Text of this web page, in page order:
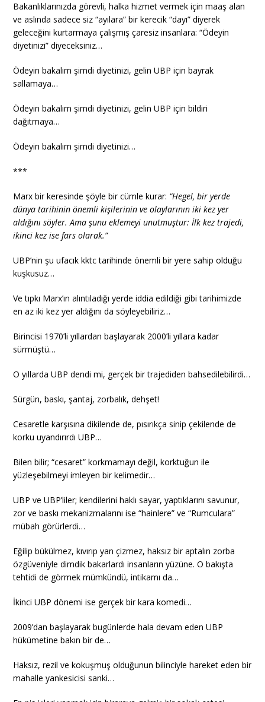
Bakanlıklarınızda görevli, halka hizmet vermek için maaş alan
ve aslında sadece siz “ayılara” bir kerecik “dayı” diyerek
geleceğini kurtarmaya çalışmış çaresiz insanlara: “Ödeyin
diyetinizi” diyeceksiniz…
Ödeyin bakalım şimdi diyetinizi, gelin UBP için bayrak
sallamaya…
Ödeyin bakalım şimdi diyetinizi, gelin UBP için bildiri
dağıtmaya…
Ödeyin bakalım şimdi diyetinizi…
***
Marx bir keresinde şöyle bir cümle kurar: “Hegel, bir yerde
dünya tarihinin önemli kişilerinin ve olaylarının iki kez yer
aldığını söyler. Ama şunu eklemeyi unutmuştur: İlk kez trajedi,
ikinci kez ise fars olarak.”
UBP’nin şu ufacık kktc tarihinde önemli bir yere sahip olduğu
kuşkusuz…
Ve tıpkı Marx’ın alıntıladığı yerde iddia edildiği gibi tarihimizde
en az iki kez yer aldığını da söyleyebiliriz…
Birincisi 1970’li yıllardan başlayarak 2000’li yıllara kadar
sürmüştü…
O yıllarda UBP dendi mi, gerçek bir trajediden bahsedilebilirdi…
Sürgün, baskı, şantaj, zorbalık, dehşet!
Cesaretle karşısına dikilende de, pısırıkça sinip çekilende de
korku uyandırırdı UBP…
Bilen bilir; “cesaret” korkmamayı değil, korktuğun ile
yüzleşebilmeyi imleyen bir kelimedir…
UBP ve UBP’liler; kendilerini haklı sayar, yaptıklarını savunur,
zor ve baskı mekanizmalarını ise “hainlere” ve “Rumculara”
mübah görürlerdi…
Eğilip bükülmez, kıvırıp yan çizmez, haksız bir aptalın zorba
özgüveniyle dimdik bakarlardı insanların yüzüne. O bakışta
tehtidi de görmek mümkündü, intikamı da…
İkinci UBP dönemi ise gerçek bir kara komedi…
2009’dan başlayarak bugünlerde hala devam eden UBP
hükümetine bakın bir de…
Haksız, rezil ve kokuşmuş olduğunun bilinciyle hareket eden bir
mahalle yankesicisi sanki…